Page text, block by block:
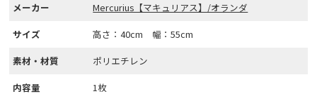
メーカー
Mercurius【マキュリアス】/オランダ
サイズ
高さ：40cm 幅：55cm
素材・材質
ポリエチレン
内容量
1枚